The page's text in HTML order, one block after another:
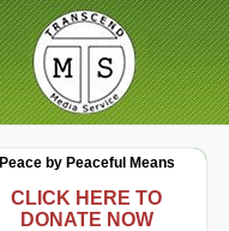
Peace by Peaceful Means
CLICK HERE TO
DONATE NOW